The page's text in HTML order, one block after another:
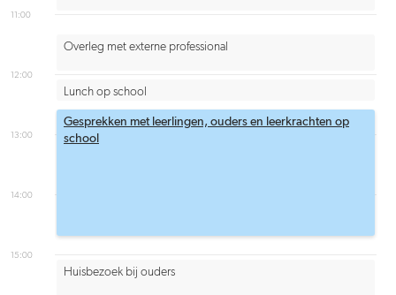
11:00
12:00
13:00
14:00
15:00
Lunch op school
Overleg met externe professional
Gesprekken met leerlingen, ouders en leerkrachten op
school
Huisbezoek bij ouders